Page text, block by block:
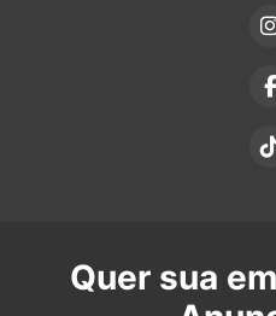
Quer sua